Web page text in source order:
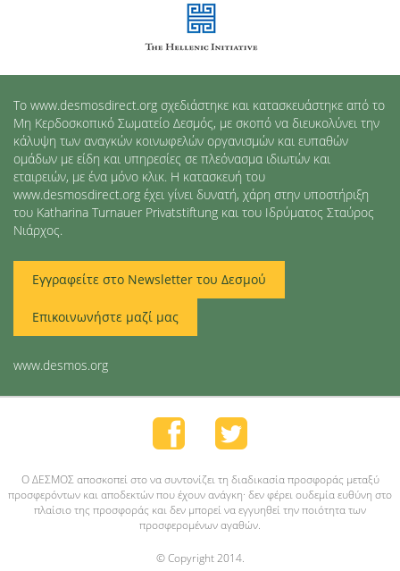
Το www.desmosdirect.org σχεδιάστηκε και κατασκευάστηκε από το
Μη Κερδοσκοπικό Σωματείο Δεσμός, με σκοπό να διευκολύνει την
κάλυψη των αναγκών κοινωφελών οργανισμών και ευπαθών
ομάδων με είδη και υπηρεσίες σε πλεόνασμα ιδιωτών και
εταιρειών, με ένα μόνο κλικ. Η κατασκευή του
www.desmosdirect.org έχει γίνει δυνατή, χάρη στην υποστήριξη
του Katharina Turnauer Privatstiftung και του Ιδρύματος Σταύρος
Νιάρχος.
Εγγραφείτε στο Newsletter του Δεσμού
Επικοινωνήστε μαζί μας
www.desmos.org
O ΔΕΣΜΟΣ αποσκοπεί στο να συντονίζει τη διαδικασία προσφοράς μεταξύ
προσφερόντων και αποδεκτών που έχουν ανάγκη· δεν φέρει ουδεμία ευθύνη στο
πλαίσιο της προσφοράς και δεν μπορεί να εγγυηθεί την ποιότητα των
προσφερομένων αγαθών.
© Copyright 2014.